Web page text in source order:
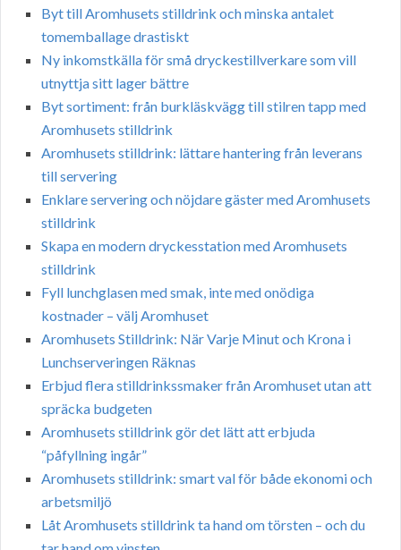
Byt till Aromhusets stilldrink och minska antalet
tomemballage drastiskt
Ny inkomstkälla för små dryckestillverkare som vill
utnyttja sitt lager bättre
Byt sortiment: från burkläskvägg till stilren tapp med
Aromhusets stilldrink
Aromhusets stilldrink: lättare hantering från leverans
till servering
Enklare servering och nöjdare gäster med Aromhusets
stilldrink
Skapa en modern dryckesstation med Aromhusets
stilldrink
Fyll lunchglasen med smak, inte med onödiga
kostnader – välj Aromhuset
Aromhusets Stilldrink: När Varje Minut och Krona i
Lunchserveringen Räknas
Erbjud flera stilldrinkssmaker från Aromhuset utan att
spräcka budgeten
Aromhusets stilldrink gör det lätt att erbjuda
“påfyllning ingår”
Aromhusets stilldrink: smart val för både ekonomi och
arbetsmiljö
Låt Aromhusets stilldrink ta hand om törsten – och du